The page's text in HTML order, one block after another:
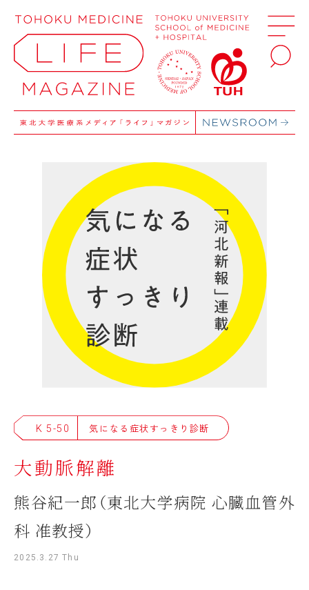
K 5-50 気になる症状すっきり診断
大動脈解離
熊谷紀一郎（東北大学病院 心臓血管外
科 准教授）
2025.3.27 Thu